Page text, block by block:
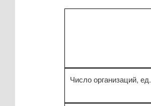
Число организаций, ед.